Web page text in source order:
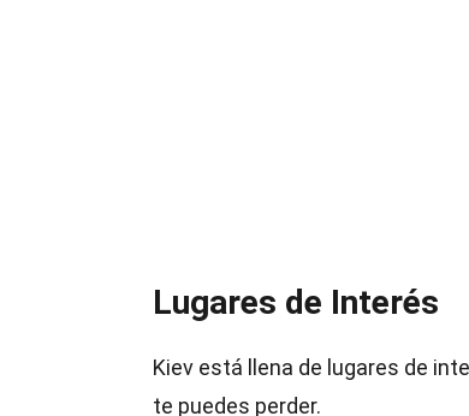
Lugares de Interés
Kiev está llena de lugares de
te puedes perder.